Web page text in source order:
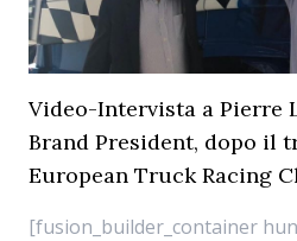
Video-Intervista a Pierre
Brand President, dopo il
European Truck Racing
[fusion_builder_container